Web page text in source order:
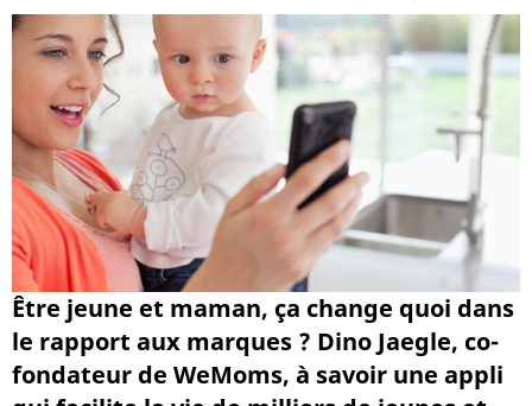
Être jeune et maman, ça change quoi dans
le rapport aux marques ? Dino Jaegle, co-
fondateur de WeMoms, à savoir une appli